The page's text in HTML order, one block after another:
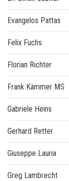
Evangelos Pattas
Felix Fuchs
Florian Richter
Frank Kämmer MS
Gabriele Heins
Gerhard Retter
Giuseppe Lauria
Greg Lambrecht